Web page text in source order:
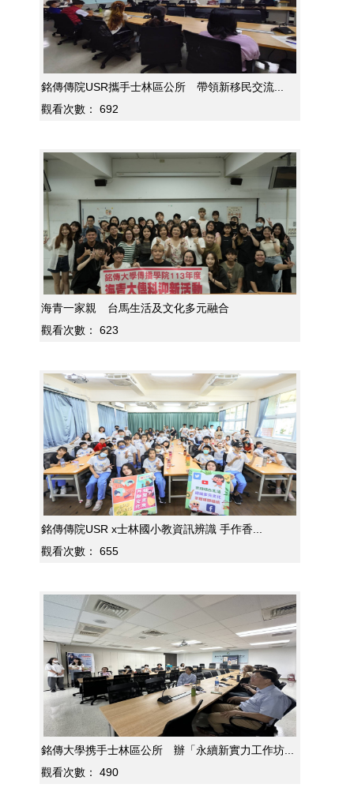
銘傳傳院USR攜手士林區公所 帶領新移民交流...
觀看次數：
692
海青一家親 台馬生活及文化多元融合
觀看次數：
623
銘傳傳院USR x士林國小教資訊辨識 手作香...
觀看次數：
655
銘傳大學携手士林區公所 辦「永續新實力工作坊...
觀看次數：
490